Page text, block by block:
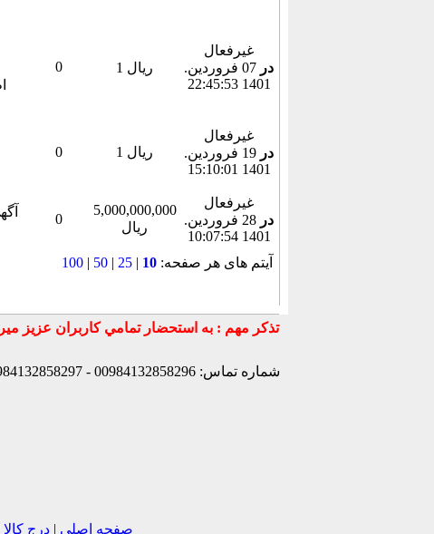
0
1 ریال
غیرفعال
در
07 فروردين.
1401 22:45:53
0 1 ریال
غیرفعال
در
19 فروردين.
1401 15:10:01
0
5,000,000,000
ریال
غیرفعال
در
28 فروردين.
1401 10:07:54
آیتم های هر صفحه:10
|
25
|
50
|
100
شماره تماس: 00984132858296 - 00984132858297- 00984132858298 - 00989147772830 - 00989141170307 -
صفحه اصلی | درج کالا